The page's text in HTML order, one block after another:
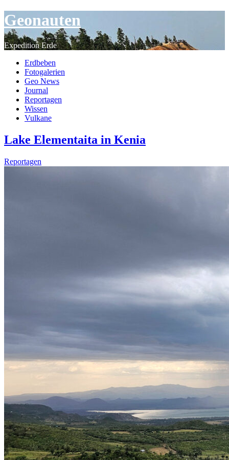
Geonauten
Expedition Erde
Erdbeben
Fotogalerien
Geo News
Journal
Reportagen
Wissen
Vulkane
Lake Elementaita in Kenia
Reportagen